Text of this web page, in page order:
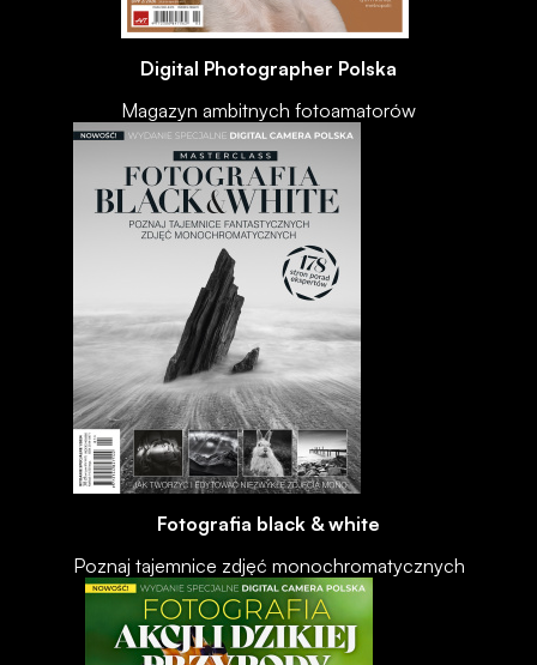
Digital Photographer Polska
Magazyn ambitnych fotoamatorów
Fotografia black & white
Poznaj tajemnice zdjęć monochromatycznych